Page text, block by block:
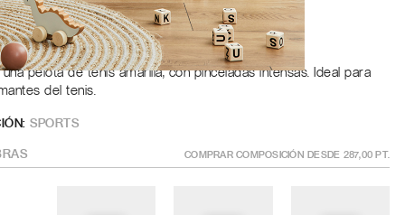
pelota de tenis amarilla, con pinceladas intensas. Ideal para
del tenis.
SPORTS
COMPRAR COMPOSICIÓN DESDE 287,00 PT.